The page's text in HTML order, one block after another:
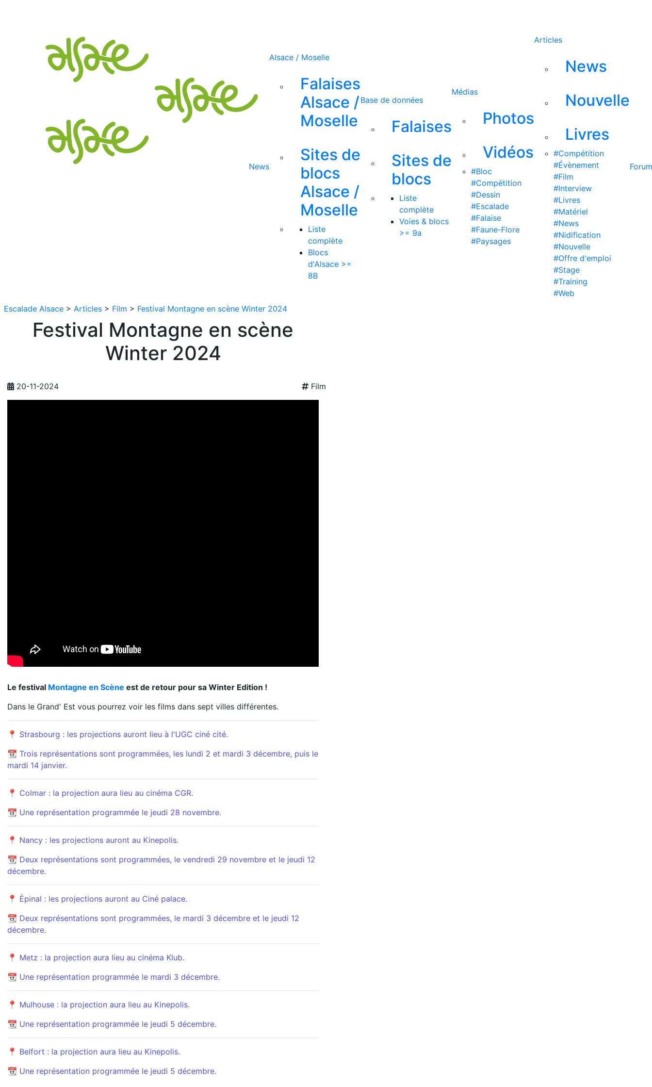
News
Alsace / Moselle
Falaises
Alsace /
Moselle
Sites de
blocs
Alsace /
Moselle
Liste
complète
Blocs
d'Alsace >=
8B
Base de données
Falaises
Sites de
blocs
Liste
complète
Voies & blocs
>= 9a
Médias
Photos
Vidéos
#Bloc
#Compétition
#Dessin
#Escalade
#Falaise
#Faune-Flore
#Paysages
Articles
News
Nouvelle
Livres
#Compétition
#Évènement
#Film
#Interview
#Livres
#Matériel
#News
#Nidification
#Nouvelle
#Offre d'emploi
#Stage
#Training
#Web
Forum
Escalade Alsace > Articles > Film > Festival Montagne en scène Winter 2024
Festival Montagne en scène
Winter 2024
20-11-2024 Film
Le festival Montagne en Scène est de retour pour sa Winter Edition !
Dans le Grand' Est vous pourrez voir les films dans sept villes différentes.
📍 Strasbourg : les projections auront lieu à l'UGC ciné cité.
📆 Trois représentations sont programmées, les lundi 2 et mardi 3 décembre, puis le
mardi 14 janvier.
📍 Colmar : la projection aura lieu au cinéma CGR.
📆 Une représentation programmée le jeudi 28 novembre.
📍 Nancy : les projections auront au Kinepolis.
📆 Deux représentations sont programmées, le vendredi 29 novembre et le jeudi 12
décembre.
📍 Épinal : les projections auront au Ciné palace.
📆 Deux représentations sont programmées, le mardi 3 décembre et le jeudi 12
décembre.
📍 Metz : la projection aura lieu au cinéma Klub.
📆 Une représentation programmée le mardi 3 décembre.
📍 Mulhouse : la projection aura lieu au Kinepolis.
📆 Une représentation programmée le jeudi 5 décembre.
📍 Belfort : la projection aura lieu au Kinepolis.
📆 Une représentation programmée le jeudi 5 décembre.